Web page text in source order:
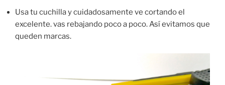
Usa tu cuchilla y cuidadosamente ve cortando el
excelente. vas rebajando poco a poco. Así evitamos que
queden marcas.